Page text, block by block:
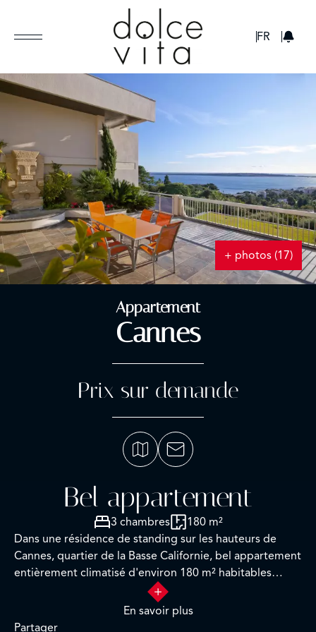
FR
+ photos (17)
Appartement
Cannes
Prix sur demande
Bel appartement
3 chambres
180 m²
Dans une résidence de standing sur les hauteurs de
Cannes, quartier de la Basse Californie, bel appartement
entièrement climatisé d'environ 180 m² habitables
jouissant d'une terrasse exceptionnelle de 80 m² et
d'une splendide vue sur la mer, les Iles de Lérins et la
baie de Cannes.
En savoir plus
Partager